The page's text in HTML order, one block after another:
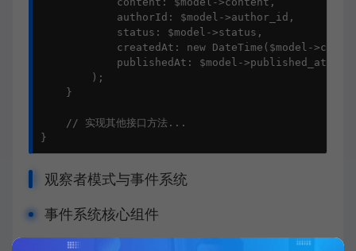
            authorId: $model->author_id,
            status: $model->status,
createdAt: new DateTime($model-
publishedAt: $model->published_at ?
        );
    }
    // 实现其他接口方法...
}
观察者模式与事件系统
事件系统核心组件